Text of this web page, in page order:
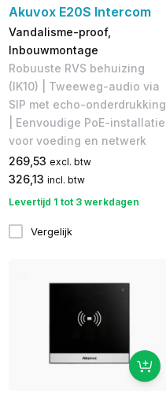
Akuvox E20S Intercom
Vandalisme-proof,
Inbouwmontage
Robuuste RVS behuizing
(IK10) | Tweeweg-audio via
SIP met echo-onderdrukking
| Eenvoudige PoE-installatie
voor voeding en netwerk
269,53 excl. btw
326,13 incl. btw
Levertijd 1 tot 3 werkdagen
Vergelijk